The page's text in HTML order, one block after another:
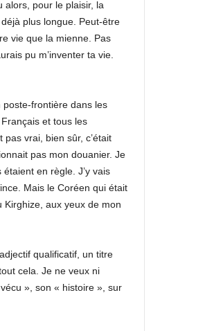
alors, pour le plaisir, la
déjà plus longue. Peut-être
vie que la mienne. Pas
pu m’inventer ta vie.
poste-frontière dans les
et tous les
vrai, bien sûr, c’était
pas mon douanier. Je
en règle. J’y vais
Mais le Coréen qui était
Kirghize, aux yeux de mon
qualificatif, un titre
cela. Je ne veux ni
», son « histoire », sur